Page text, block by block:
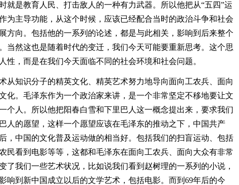
就是教育人民、打击敌人的一种有力武器。所以他把从“五四”运
为主导功能，从这个时候，应该已经配合当时的政治斗争和社会
方向。包括他的一系列的论述，都是与此相关，影响到后来整个
当然这也是随着时代的变迁，我们今天可能要重新思考。这个思
性，而是在我们今天面临不同的社会环境和社会问题。
知识分子的精英文化、精英艺术努力地导向面向工农兵、面向
化。毛泽东作为一个政治家来讲，是一个非常坚定不移地要让文
个人。所以他把阳春白雪和下里巴人这一概念提出来，要求我们
人的愿望，这样一个愿望应该在毛泽东的推动之下，中国共产
，中国的文化普及运动做的相当好。包括我们的扫盲运动、包括
民看到电影等等，这都和毛泽东在面向工农兵、面向大众有非常
了我们一些艺术状况，比如说我们看到赵树理的一系列的小说，
响到新中国成立以后的文学艺术，包括电影。而到69年后的今